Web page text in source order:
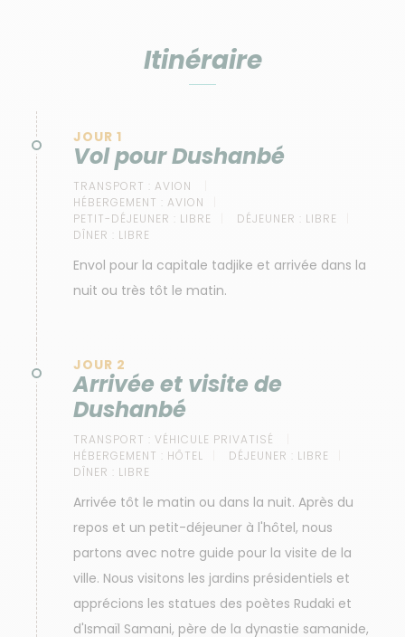
Itinéraire
JOUR 1
Vol pour Dushanbé
TRANSPORT : AVION
HÉBERGEMENT : AVION
PETIT-DÉJEUNER : LIBRE DÉJEUNER : LIBRE
DÎNER : LIBRE
Envol pour la capitale tadjike et arrivée dans la
nuit ou très tôt le matin.
JOUR 2
Arrivée et visite de
Dushanbé
TRANSPORT : VÉHICULE PRIVATISÉ
HÉBERGEMENT : HÔTEL DÉJEUNER : LIBRE
DÎNER : LIBRE
Arrivée tôt le matin ou dans la nuit. Après du
repos et un petit-déjeuner à l'hôtel, nous
partons avec notre guide pour la visite de la
ville. Nous visitons les jardins présidentiels et
apprécions les statues des poètes Rudaki et
d'Ismaïl Samani, père de la dynastie samanide,